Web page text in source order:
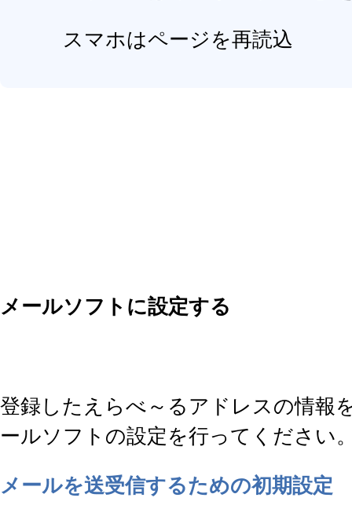
スマホはページを再読込
メールソフトに設定する
登録したえらべ～るアドレスの情報
ールソフトの設定を行ってください
メールを送受信するための初期設定